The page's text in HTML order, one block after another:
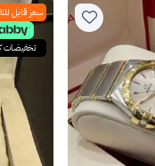
سعر قابل
تخفيضات